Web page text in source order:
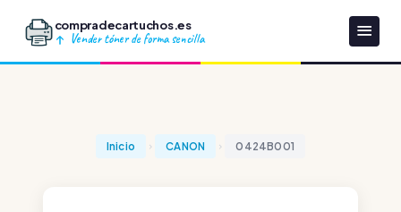
compradecartuchos.es
Vender tóner de forma sencilla
Inicio CANON 0424B001